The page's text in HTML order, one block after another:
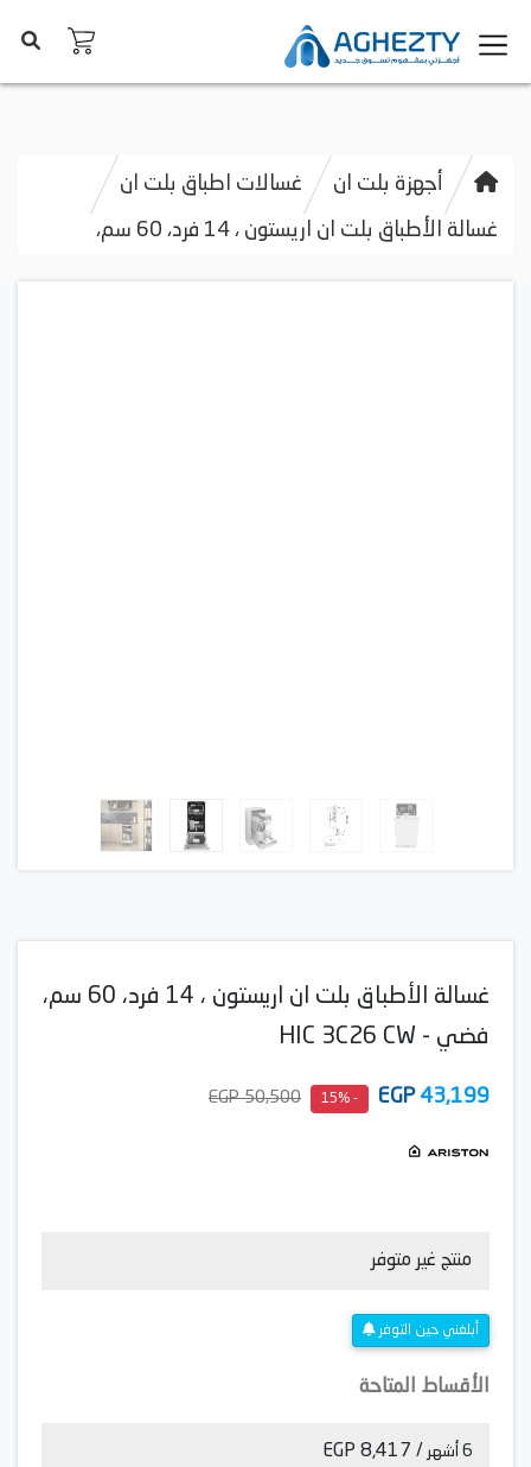
أجهزة بلت ان غسالات اطباق بلت ان
غسالة الأطباق بلت ان اريستون ، 14 فرد، 60 سم،
غسالة الأطباق بلت ان اريستون ، 14 فرد، 60 سم،
فضي - HIC 3C26 CW
43,199
EGP
- 15%
50,500 EGP
منتج غير متوفر
أبلغني حين التوفر
الأقساط المتاحة
6 أشهر / 8,417 EGP